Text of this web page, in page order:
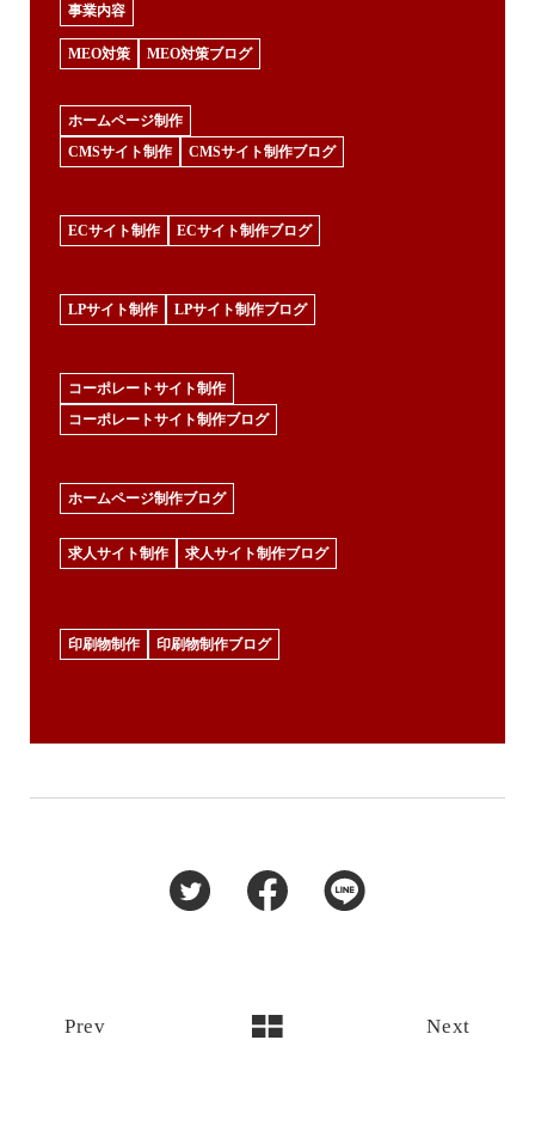
事業内容
MEO対策 MEO対策ブログ
ホームページ制作
CMSサイト制作
CMSサイト制作ブログ
ECサイト制作 ECサイト制作ブログ
LPサイト制作 LPサイト制作ブログ
コーポレートサイト制作
コーポレートサイト制作ブログ
ホームページ制作ブログ
求人サイト制作 求人サイト制作ブログ
印刷物制作 印刷物制作ブログ
Next
Prev